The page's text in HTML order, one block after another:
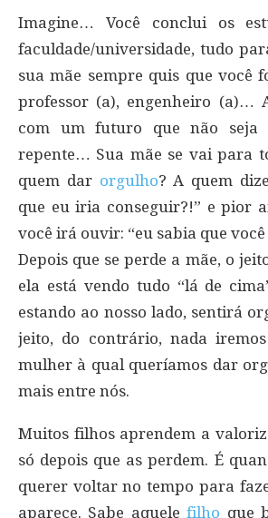
Imagine… Você conclui os
faculdade/universidade, tudo
sua mãe sempre quis que você
professor (a), engenheiro (a)…
com um futuro que não seja
repente… Sua mãe se vai para
quem dar orgulho? A quem
que eu iria conseguir?!” e pior
você irá ouvir: “eu sabia que
Depois que se perde a mãe, o
ela está vendo tudo “lá de
estando ao nosso lado, sentirá
jeito, do contrário, nada
mulher à qual queríamos dar
mais entre nós.
Muitos filhos aprendem a
só depois que as perdem. É
querer voltar no tempo para
aparece. Sabe aquelefilho que